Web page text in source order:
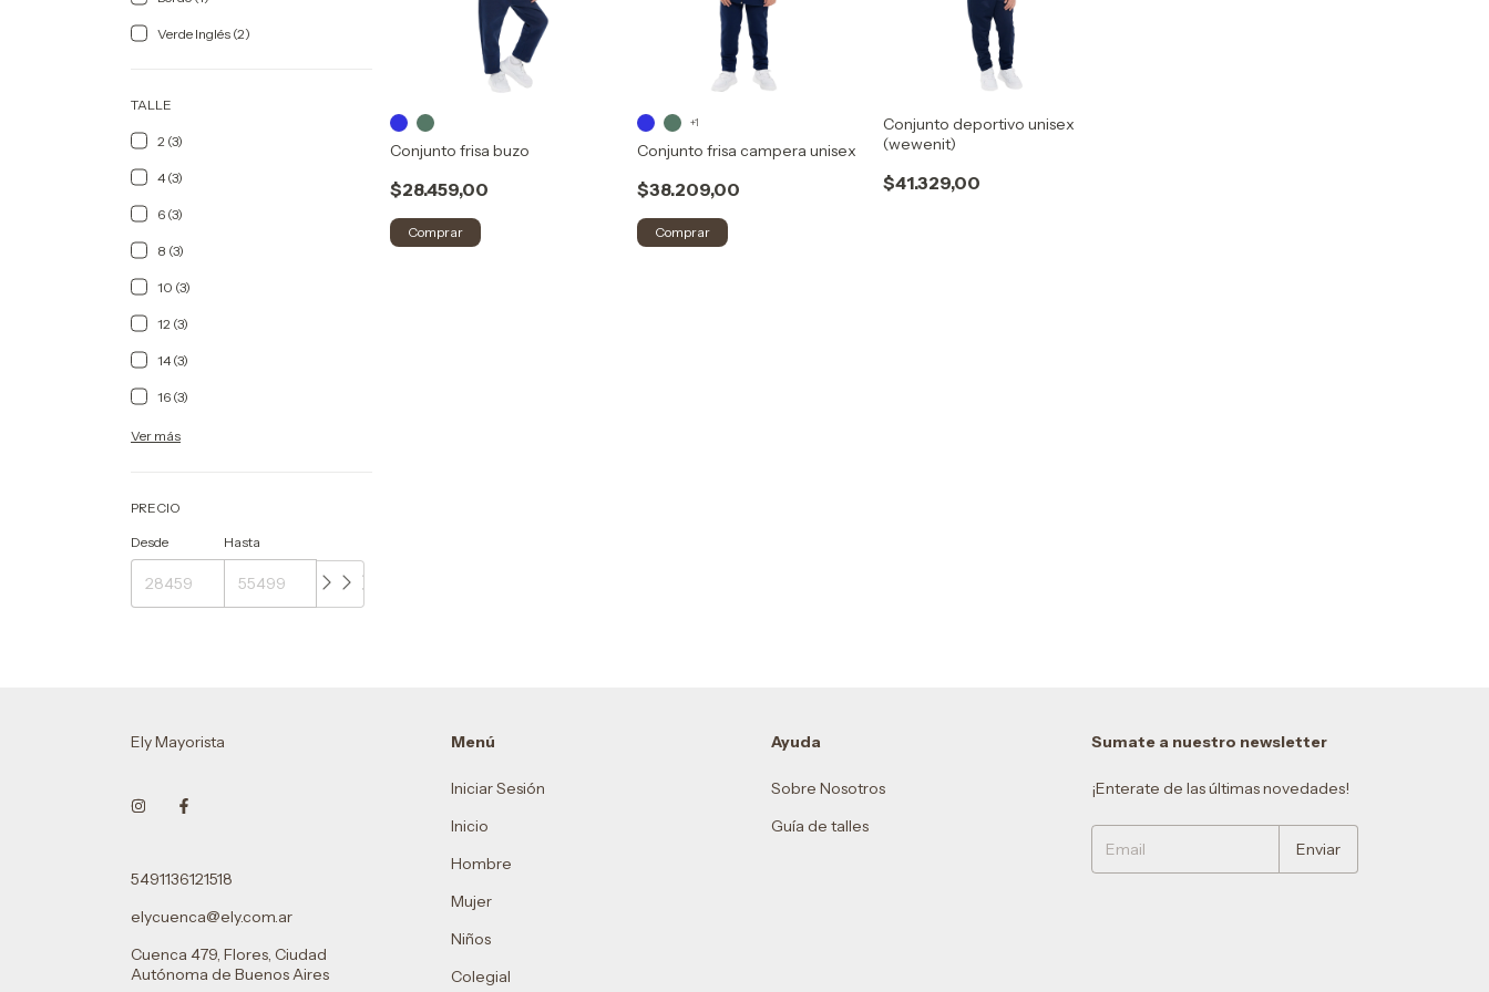
Verde Inglés (2)
TALLE
2 (3)
4 (3)
6 (3)
8 (3)
10 (3)
12 (3)
14 (3)
16 (3)
Ver más
PRECIO
Desde Hasta
Conjunto frisa buzo
$28.459,00
Comprar
Conjunto frisa campera unisex
$38.209,00
+1
Comprar
Conjunto deportivo unisex
(wewenit)
$41.329,00
Ely Mayorista
5491136121518
elycuenca@ely.com.ar
Cuenca 479, Flores, Ciudad
Autónoma de Buenos Aires
Menú
Iniciar Sesión
Inicio
Hombre
Mujer
Niños
Colegial
Ayuda
Sobre Nosotros
Guía de talles
Sumate a nuestro newsletter
¡Enterate de las últimas novedades!